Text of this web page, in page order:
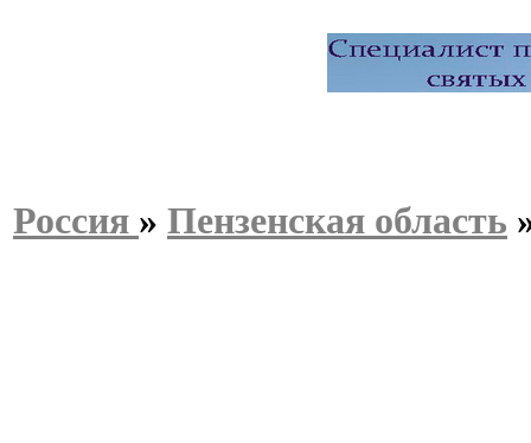
Россия » Пензенская область